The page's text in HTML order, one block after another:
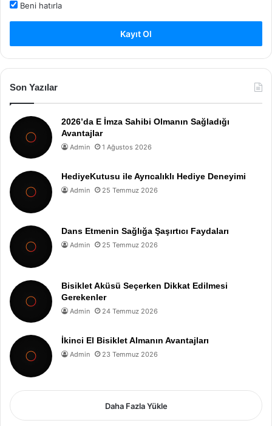
Beni hatırla
Kayıt Ol
Son Yazılar
2026’da E İmza Sahibi Olmanın Sağladığı
Avantajlar
Admin 1 Ağustos 2026
HediyeKutusu ile Ayrıcalıklı Hediye Deneyimi
Admin 25 Temmuz 2026
Dans Etmenin Sağlığa Şaşırtıcı Faydaları
Admin 25 Temmuz 2026
Bisiklet Aküsü Seçerken Dikkat Edilmesi
Gerekenler
Admin 24 Temmuz 2026
İkinci El Bisiklet Almanın Avantajları
Admin 23 Temmuz 2026
Daha Fazla Yükle